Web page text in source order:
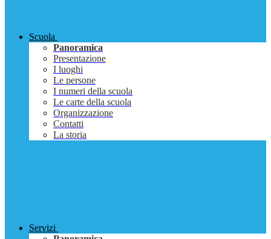
Scuola
Panoramica
Presentazione
I luoghi
Le persone
I numeri della scuola
Le carte della scuola
Organizzazione
Contatti
La storia
Servizi